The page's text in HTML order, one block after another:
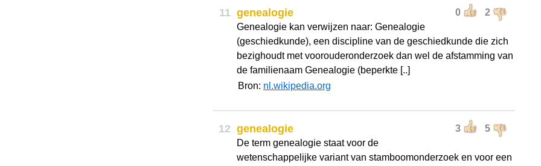
11 0 2
genealogie
Genealogie kan verwijzen naar: Genealogie
(geschiedkunde), een discipline van de geschiedkunde die zich
bezighoudt met voorouderonderzoek dan wel de afstamming van
de familienaam Genealogie (beperkte [..]
Bron: nl.wikipedia.org
12 3 5
genealogie
De term genealogie staat voor de
wetenschappelijke variant van stamboomonderzoek en voor een